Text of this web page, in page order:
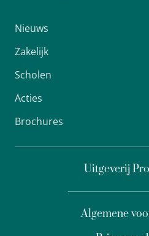
Nieuws
Zakelijk
Scholen
Acties
Brochures
Uitgeverij
Algemene